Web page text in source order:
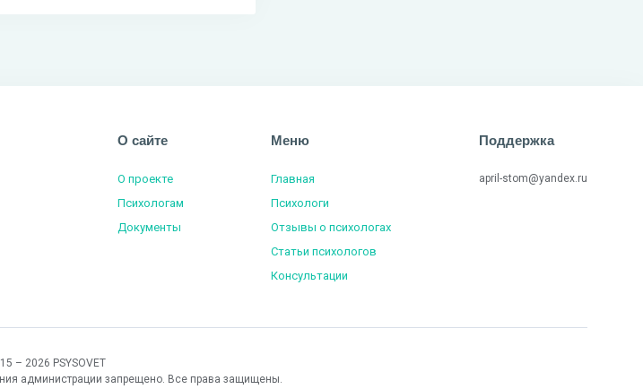
О сайте
О проекте
Психологам
Документы
Меню
Главная
Психологи
Отзывы о психологах
Статьи психологов
Консультации
Поддержка
april-stom@yandex.ru
– 2026 PSYSOVET
администрации запрещено. Все права защищены.